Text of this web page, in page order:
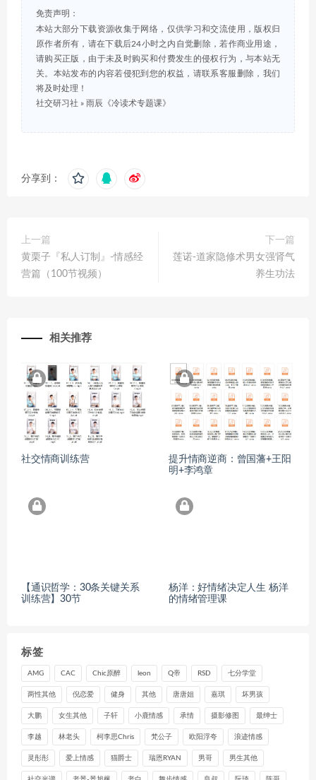
免责声明：
本站大部分下载资源收集于网络，仅供学习和交流使用，版权归
原作者所有，请在下载后24小时之内自觉删除，若作商业用途，
请购买正版，由于未及时购买和付费发生的侵权行为，与本站无
关。本站发布的内容若侵犯到您的权益，请联系客服删除，我们
将及时处理！
社交研习社 » 雨辰《冷读术专题课》
分享到：
上一篇
黄栗子『私人订制』-情感经
营篇（100节视频）
下一篇
莲诺-道家隐修术男女强肾气
养生功法
相关推荐
社交情商训练营
提升情商逆商：曾国藩+王阳
明+李鸿章
【通识哲学：30条关键关系
训练营】30节
杨洋：好情绪决定人生 杨洋
的情绪管理课
标签
AMG CAC Chic原醉 leon Q帝 RSD 七分学堂
两性其他 倪恋爱 健身 其他 唐唐姐 嘉琪 坏男孩
大鹏 女生其他 子轩 小鹿情感 承情 摄影修图 最绅士
李越 林老头 柯李思Chris 梵公子 欧阳浮夸 浪迹情感
灵彤彤 爱上情感 猫爵士 瑞恩RYAN 男哥 男生其他